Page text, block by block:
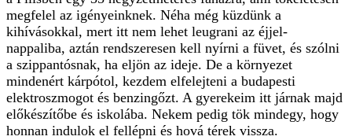
megfelel az igényeinknek. Néha még küzdünk a
kihívásokkal, mert itt nem lehet leugrani az éjjel-
nappaliba, aztán rendszeresen kell nyírni a füvet, és szólni
a szippantósnak, ha eljön az ideje. De a környezet
mindenért kárpótol, kezdem elfelejteni a budapesti
elektroszmogot és benzingőzt. A gyerekeim itt járnak majd
előkészítőbe és iskolába. Nekem pedig tök mindegy, hogy
honnan indulok el fellépni és hová térek vissza.